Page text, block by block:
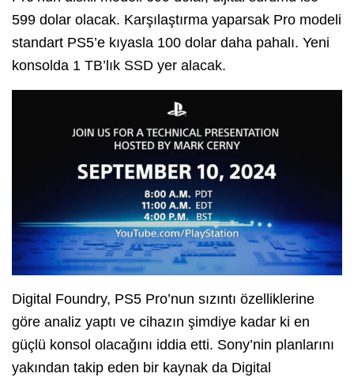
599 dolar olacak. Karşılaştırma yaparsak Pro modeli
standart PS5’e kıyasla 100 dolar daha pahalı. Yeni
konsolda 1 TB’lık SSD yer alacak.
Digital Foundry, PS5 Pro’nun sızıntı özelliklerine
göre analiz yaptı ve cihazın şimdiye kadar ki en
güçlü konsol olacağını iddia etti. Sony’nin planlarını
yakından takip eden bir kaynak da Digital